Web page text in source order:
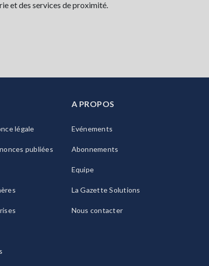
et des services de proximité.
légale
publiées
A PROPOS
Evénements
Abonnements
Equipe
La Gazette Solutions
Nous contacter